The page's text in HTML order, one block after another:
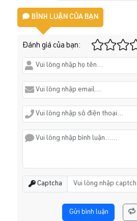
BÌNH LUẬN CỦA BẠN
Đánh giá của bạn:
Captcha
Gửi bình luận